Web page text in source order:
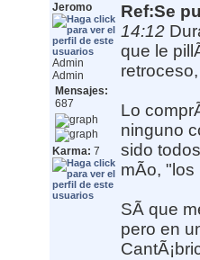
Jeromo
Admin
Admin
Mensajes:
687
Karma: 7
Ref:Se
14:12
que le
Lo
ninguno
sido
mÃ­o, "los
SÃ­ que
pero en